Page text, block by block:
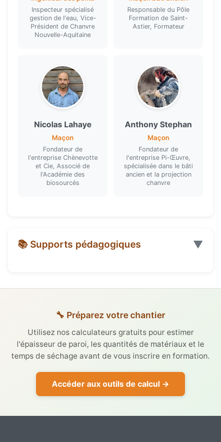
architecture bioclimatique, ACV-FDES,
comportement au feu
d'ouvrages en chanvre
Conception par nature d'ouvrage : sols,
planchers, parois verticales, isolation
Modes de production et contraintes de
chantier : banchés, déversés, projection
Inspecteur spécialisé
gestion de l'eau, Vice-
Président de Chanvre
Nouvelle-Aquitaine
Responsable du Pôle
Formation de Saint-
Astier, Formateur
Nicolas Lahaye
Maçon
Fondateur de
l'entreprise Chènevotte
et Cie, Associé de
l'Académie des
biosourcés
Anthony Stephan
Maçon
Fondateur de
l'entreprise Pi-Œuvre,
spécialisée dans le bâti
ancien et la projection
chanvre
📚 Supports pédagogiques ▼
Catalogue de formation
Document de 32 pages : rappels, photos et
détails des différents modules. Support utilisé
pendant la formation et pour préparer votre
session.
📄 Télécharger
🔧 Préparez votre chantier
Utilisez nos calculateurs gratuits pour estimer
l'épaisseur de paroi, les quantités de matériaux et le
temps de séchage avant de vous inscrire en formation.
Accéder aux outils de calcul →